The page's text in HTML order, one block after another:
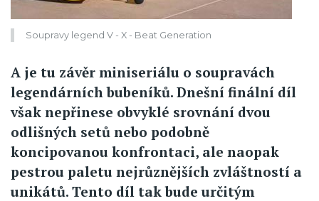
Soupravy legend V - X - Beat Generation
A je tu závěr miniseriálu o soupravách
legendárních bubeníků. Dnešní finální díl
však nepřinese obvyklé srovnání dvou
odlišných setů nebo podobně
koncipovanou konfrontaci, ale naopak
pestrou paletu nejrůznějších zvláštností a
unikátů. Tento díl tak bude určitým